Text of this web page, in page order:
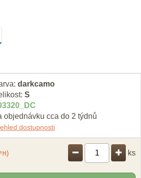
darkcamo
S
DC
objednávku cca do 2 týdnů
dostupnosti
ks